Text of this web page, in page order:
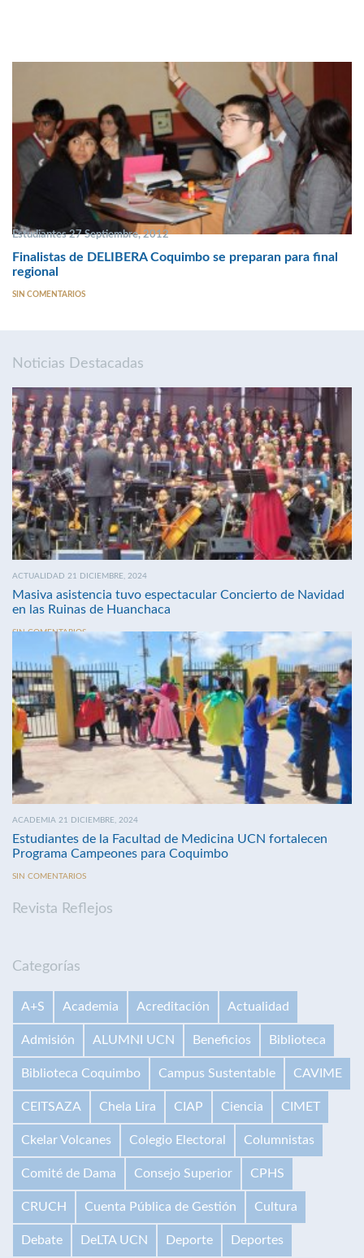
Estudiantes 27 Septiembre, 2012
Finalistas de DELIBERA Coquimbo se preparan para final
regional
SIN COMENTARIOS
Noticias Destacadas
ACTUALIDAD 21 DICIEMBRE, 2024
Masiva asistencia tuvo espectacular Concierto de Navidad
en las Ruinas de Huanchaca
SIN COMENTARIOS
ACADEMIA 21 DICIEMBRE, 2024
Estudiantes de la Facultad de Medicina UCN fortalecen
Programa Campeones para Coquimbo
SIN COMENTARIOS
Revista Reflejos
Categorías
A+S Academia Acreditación Actualidad
Admisión ALUMNI UCN Beneficios Biblioteca
Biblioteca Coquimbo Campus Sustentable CAVIME
CEITSAZA Chela Lira CIAP Ciencia CIMET
Ckelar Volcanes Colegio Electoral Columnistas
Comité de Dama Consejo Superior CPHS
CRUCH Cuenta Pública de Gestión Cultura
Debate DeLTA UCN Deporte Deportes